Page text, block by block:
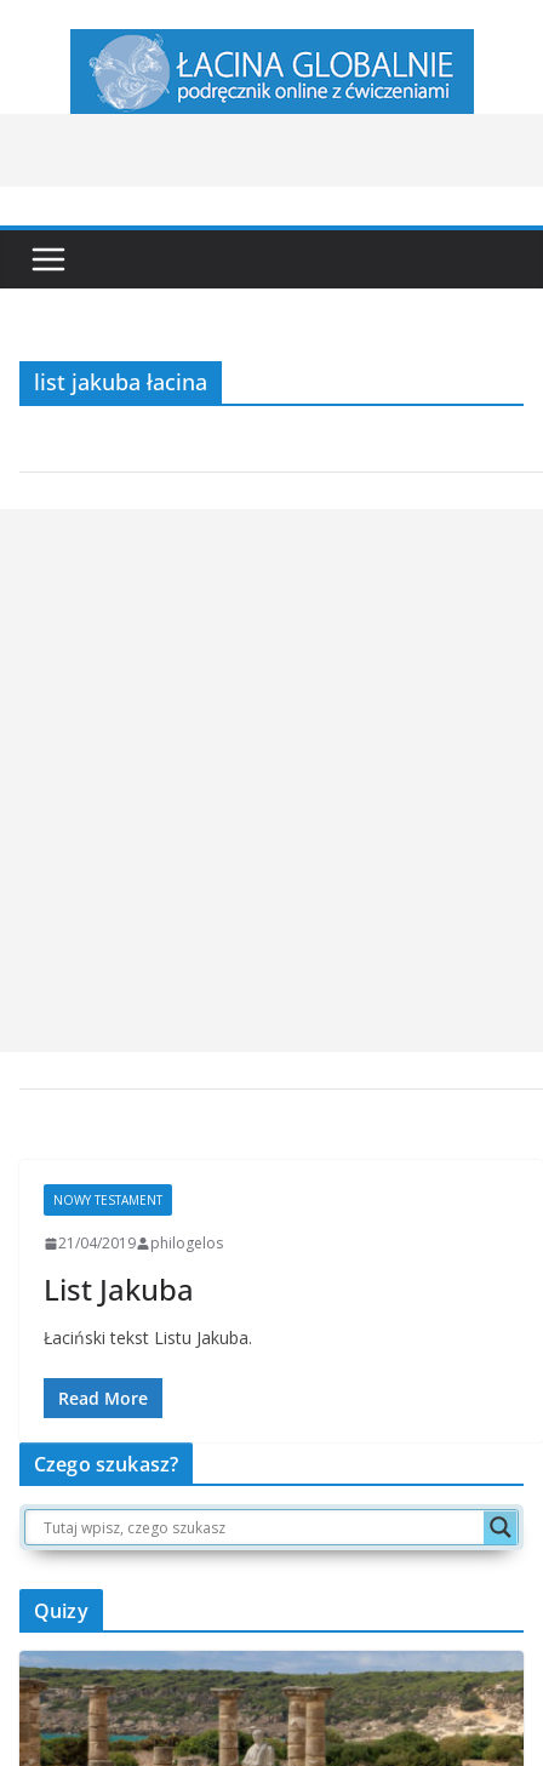
list jakuba łacina
NOWY TESTAMENT
21/04/2019 philogelos
List Jakuba
Łaciński tekst Listu Jakuba.
Read More
Czego szukasz?
Quizy